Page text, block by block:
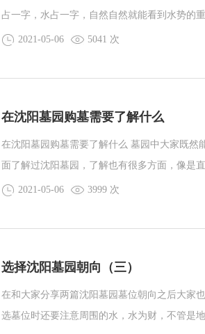
占一字，水占一字，自然自然就能看到水势的
看看水势这一方面，自古以来一方水土养育一
的重要这样大家就知道了，既然是财大家就会
2021-05-06 5041 次
在沈阳墓园购墓需要了解什么
在沈阳墓园购墓需要了解什么 墓园中大家既然
面了解过沈阳墓园，了解也有很多方面，像是
章，听邻居介绍 ，或者是在某个车站看到过广
2021-05-06 3999 次
选择沈阳墓园朝向（三）
在和大家分享两篇沈阳墓园墓位朝向之后大家
选墓位时还要注意周围的水，水为财，不管是